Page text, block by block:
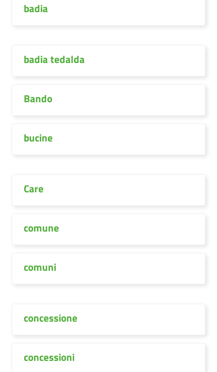
badia
badia tedalda
Bando
bucine
Care
comune
comuni
concessione
concessioni